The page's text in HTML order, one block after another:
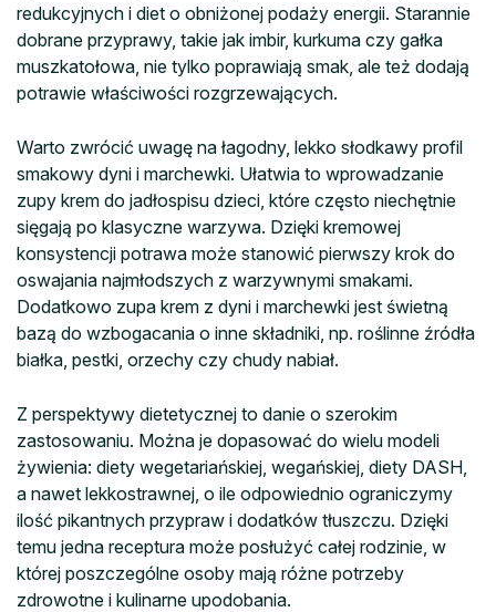
redukcyjnych i diet o obniżonej podaży energii. Starannie
dobrane przyprawy, takie jak imbir, kurkuma czy gałka
muszkatołowa, nie tylko poprawiają smak, ale też dodają
potrawie właściwości rozgrzewających.
Warto zwrócić uwagę na łagodny, lekko słodkawy profil
smakowy dyni i marchewki. Ułatwia to wprowadzanie
zupy krem do jadłospisu dzieci, które często niechętnie
sięgają po klasyczne warzywa. Dzięki kremowej
konsystencji potrawa może stanowić pierwszy krok do
oswajania najmłodszych z warzywnymi smakami.
Dodatkowo zupa krem z dyni i marchewki jest świetną
bazą do wzbogacania o inne składniki, np. roślinne źródła
białka, pestki, orzechy czy chudy nabiał.
Z perspektywy dietetycznej to danie o szerokim
zastosowaniu. Można je dopasować do wielu modeli
żywienia: diety wegetariańskiej, wegańskiej, diety DASH,
a nawet lekkostrawnej, o ile odpowiednio ograniczymy
ilość pikantnych przypraw i dodatków tłuszczu. Dzięki
temu jedna receptura może posłużyć całej rodzinie, w
której poszczególne osoby mają różne potrzeby
zdrowotne i kulinarne upodobania.